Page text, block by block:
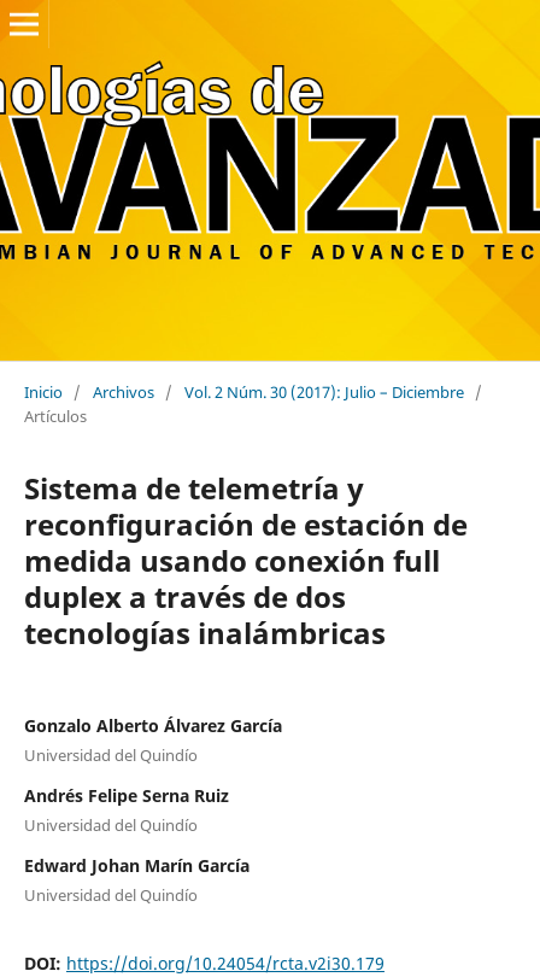
Inicio / Archivos / Vol. 2 Núm. 30 (2017): Julio – Diciembre /
Artículos
Sistema de telemetría y
reconfiguración de estación de
medida usando conexión full
duplex a través de dos
tecnologías inalámbricas
Gonzalo Alberto Álvarez García
Universidad del Quindío
Andrés Felipe Serna Ruiz
Universidad del Quindío
Edward Johan Marín García
Universidad del Quindío
DOI: https://doi.org/10.24054/rcta.v2i30.179